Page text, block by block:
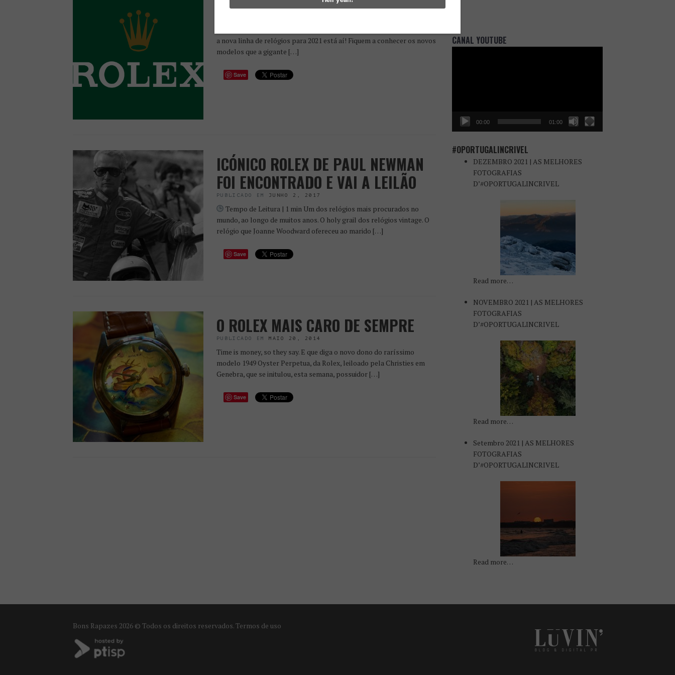
a nova linha de relógios para 2021 está aí! Fiquem a conhecer os novos
modelos que a gigante […]
Save
ICÓNICO ROLEX DE PAUL NEWMAN
FOI ENCONTRADO E VAI A LEILÃO
PUBLICADO EM JUNHO 2, 2017
Tempo de Leitura | 1 min Um dos relógios mais procurados no
mundo, ao longo de muitos anos. O holy grail dos relógios vintage. O
relógio que Joanne Woodward ofereceu ao marido […]
Save
O ROLEX MAIS CARO DE SEMPRE
PUBLICADO EM MAIO 20, 2014
Time is money, so they say. E que diga o novo dono do raríssimo
modelo 1949 Oyster Perpetua, da Rolex, leiloado pela Christies em
Genebra, que se initulou, esta semana, possuidor […]
Save
CANAL YOUTUBE
00:00 01:00
#OPORTUGALINCRIVEL
DEZEMBRO 2021 | AS MELHORES
FOTOGRAFIAS
D’#OPORTUGALINCRIVEL
Read more…
NOVEMBRO 2021 | AS MELHORES
FOTOGRAFIAS
D’#OPORTUGALINCRIVEL
Read more…
Setembro 2021 | AS MELHORES
FOTOGRAFIAS
D’#OPORTUGALINCRIVEL
Read more…
Bons Rapazes 2026 © Todos os direitos reservados.Termos de uso